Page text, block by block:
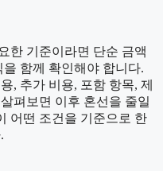
한 기준이라면 단순 금액
함께 확인해야 합니다.
, 추가 비용, 포함 항목, 제
펴보면 이후 혼선을 줄일
어떤 조건을 기준으로 한